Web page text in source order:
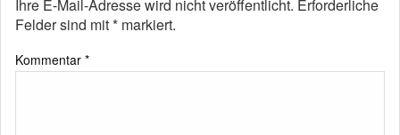
Ihre E-Mail-Adresse wird nicht veröffentlicht. Erforderliche
Felder sind mit* markiert.
Kommentar *